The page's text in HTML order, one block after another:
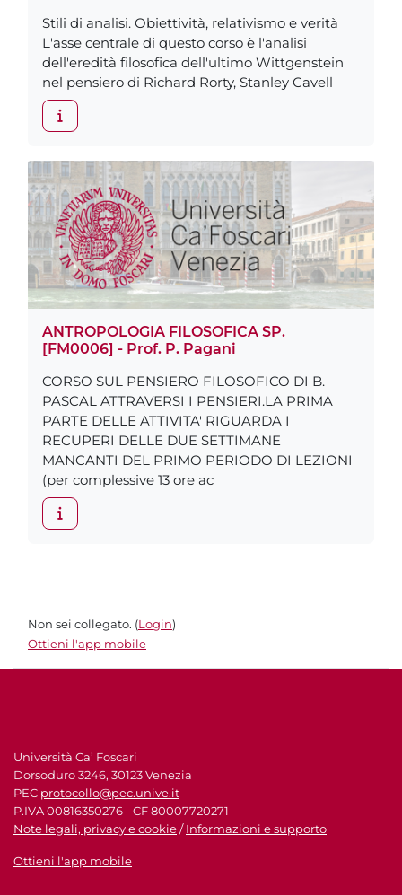
Stili di analisi. Obiettività, relativismo e verità
L'asse centrale di questo corso è l'analisi
dell'eredità filosofica dell'ultimo Wittgenstein
nel pensiero di Richard Rorty, Stanley Cavell
ANTROPOLOGIA FILOSOFICA SP.
[FM0006] - Prof. P. Pagani
CORSO SUL PENSIERO FILOSOFICO DI B.
PASCAL ATTRAVERSI I PENSIERI.LA PRIMA
PARTE DELLE ATTIVITA' RIGUARDA I
RECUPERI DELLE DUE SETTIMANE
MANCANTI DEL PRIMO PERIODO DI LEZIONI
(per complessive 13 ore ac
Non sei collegato. (Login)
Ottieni l'app mobile
Università Ca’ Foscari
Dorsoduro 3246, 30123 Venezia
PEC protocollo@pec.unive.it
P.IVA 00816350276 - CF 80007720271
Note legali, privacy e cookie/Informazioni e supporto
Ottieni l'app mobile